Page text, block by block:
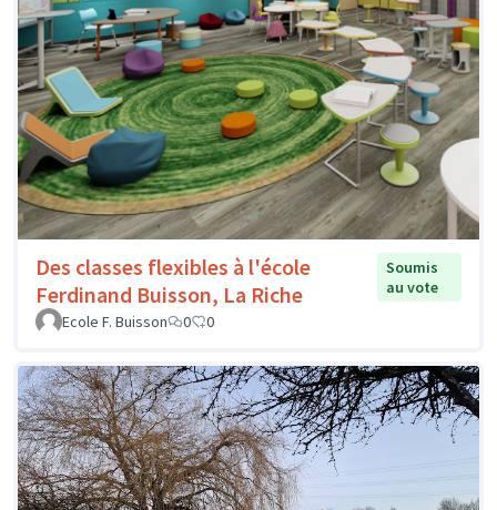
Des classes flexibles à l'école
Ferdinand Buisson, La Riche
Soumis
au vote
Ecole F. Buisson
0 0